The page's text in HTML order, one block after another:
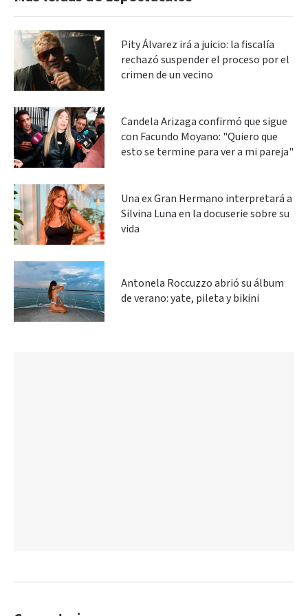
Pity Álvarez irá a juicio: la fiscalía
rechazó suspender el proceso por el
crimen de un vecino
Candela Arizaga confirmó que sigue
con Facundo Moyano: "Quiero que
esto se termine para ver a mi pareja"
Una ex Gran Hermano interpretará a
Silvina Luna en la docuserie sobre su
vida
Antonela Roccuzzo abrió su álbum
de verano: yate, pileta y bikini